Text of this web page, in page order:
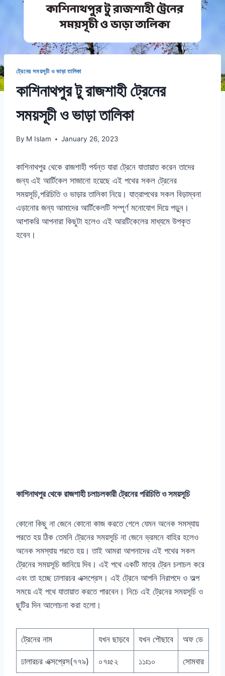
ট্রেনের সময়সূচী ও ভাড়া তালিকা
কাশিনাথপুর টু রাজশাহী ট্রেনের
সময়সূচী ও ভাড়া তালিকা
By M Islam January 26, 2023
কাশিনাথপুর থেকে রাজশাহী পর্যন্ত যারা ট্রেনে যাতায়াত করেন তাদের
জন্য এই আর্টিকেল সাজানো হয়েছে এই পথের সকল ট্রেনের
সময়সূচি,পরিচিতি ও ভাড়ার তালিকা নিয়ে। যাত্রাপথের সকল বিড়াম্বনা
এড়ানোর জন্য আমাদের আর্টিকেলটি সম্পূর্ণ মনোযোগ দিয়ে পড়ুন।
আশাকরি আপনারা কিছুটা হলেও এই আরটিকেলের মাধ্যমে উপকৃত
হবেন।
কাশিনাথপুর থেকে রাজশাহী চলাচলকারী ট্রেনের পরিচিতি ও সময়সূচি
কোনো কিছু না জেনে কোনো কাজ করতে গেলে যেমন অনেক সমস্যায়
পরতে হয় ঠিক তেমনি ট্রেনের সময়সূচি না জেনে ভ্রমনে বাহির হলেও
অনেক সমস্যায় পরতে হয়। তাই আমরা আপনাদের এই পথের সকল
ট্রেনের সময়সূচি জানিয়ে দিব। এই পথে একটি মাত্র ট্রেন চলাচল করে
এবং তা হচ্ছে ঢালারচর এক্সপ্রেস। এই ট্রেনে আপনি নিরাপদে ও অল্প
সময়ে এই পথে যাতায়াত করতে পারবেন। নিচে এই ট্রেনের সময়সূচি ও
ছুটির দিন আলোচনা করা হলো।
ট্রেনের নাম যখন ছাড়বে যখন পৌছাবে অফ ডে
ঢালারচর এক্সপ্রেস(৭৭৯) ০৭ঃ৫২ ১১ঃ১০ সোমবার